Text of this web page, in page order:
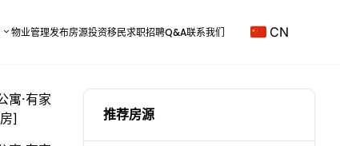
物业管理发布房源投资移民求职招聘Q&A联系我们 CN
推荐房源